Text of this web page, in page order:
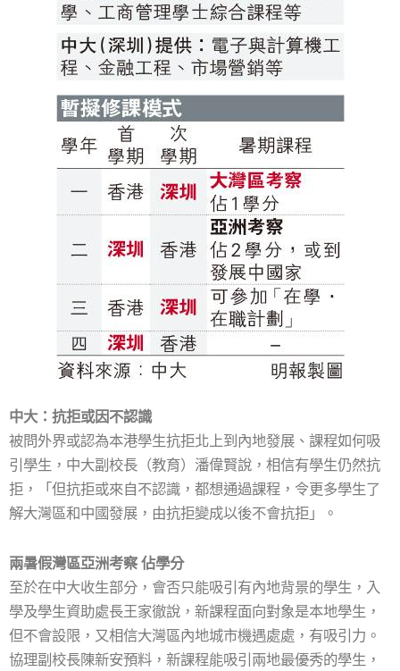
中大：抗拒或因不認識
被問外界或認為本港學生抗拒北上到內地發展、課程如何吸
引學生，中大副校長（教育）潘偉賢說，相信有學生仍然抗
拒，「但抗拒或來自不認識，都想通過課程，令更多學生了
解大灣區和中國發展，由抗拒變成以後不會抗拒」。
兩暑假灣區亞洲考察 佔學分
至於在中大收生部分，會否只能吸引有內地背景的學生，入
學及學生資助處長王家徹說，新課程面向對象是本地學生，
但不會設限，又相信大灣區內地城市機遇處處，有吸引力。
協理副校長陳新安預料，新課程能吸引兩地最優秀的學生，